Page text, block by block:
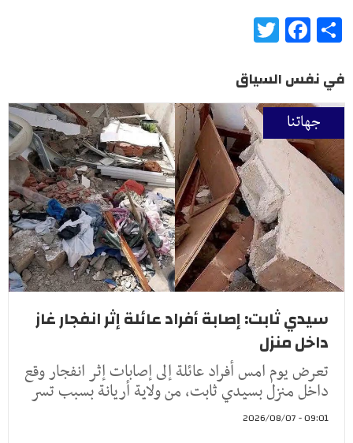
Share
Facebook
في نفس السياق
جهاتنا
سيدي ثابت: إصابة أفراد عائلة إثر انفجار غاز
داخل منزل
تعرض يوم امس أفراد عائلة إلى إصابات إثر انفجار وقع
داخل منزل بسيدي ثابت، من ولاية أريانة بسبب تسر
09:01 - 2026/08/07